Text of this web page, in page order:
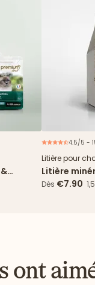
4.5/5 -
Litière pour
Litière
5L
Dès €7.90
ont